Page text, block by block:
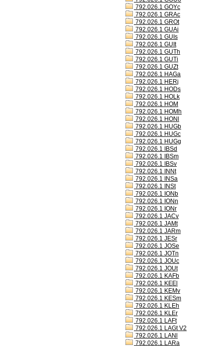
792.026.1 GOYc
792.026.1 GRAc
792.026.1 GROt
792.026.1 GUAi
792.026.1 GUIs
792.026.1 GUIt
792.026.1 GUTh
792.026.1 GUTi
792.026.1 GUZt
792.026.1 HAGa
792.026.1 HERj
792.026.1 HODs
792.026.1 HOLk
792.026.1 HOM
792.026.1 HOMh
792.026.1 HONl
792.026.1 HUGb
792.026.1 HUGc
792.026.1 HUGg
792.026.1 IBSd
792.026.1 IBSm
792.026.1 IBSv
792.026.1 INNt
792.026.1 INSa
792.026.1 INSt
792.026.1 IONb
792.026.1 IONn
792.026.1 IONr
792.026.1 JACv
792.026.1 JAMt
792.026.1 JARm
792.026.1 JESr
792.026.1 JOSe
792.026.1 JOTn
792.026.1 JOUc
792.026.1 JOUt
792.026.1 KAFb
792.026.1 KEEl
792.026.1 KEMv
792.026.1 KESm
792.026.1 KLEh
792.026.1 KLEr
792.026.1 LAFt
792.026.1 LAGt V2
792.026.1 LANl
792.026.1 LARa